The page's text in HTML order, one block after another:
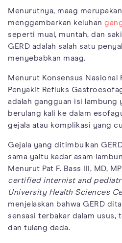
Menurutnya, maag
menggambarkan keluhan
seperti mual, muntah, dan
GERD adalah salah satu
menyebabkan maag.
Menurut Konsensus Nasional
Penyakit Refluks
adalah gangguan isi lambung
berulang kali ke dalam
gejala atau komplikasi yang
Gejala yang ditimbulkan
sama yaitu kadar asam
Menurut Pat F. Bass III, MD,
certified internist and
University Health Sciences
menjelaskan bahwa GERD
sensasi terbakar dalam usus,
dan tulang dada.